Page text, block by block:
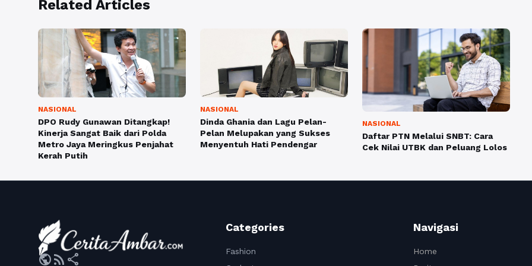
Related Articles
NASIONAL
DPO Rudy Gunawan Ditangkap!
Kinerja Sangat Baik dari Polda
Metro Jaya Meringkus Penjahat
Kerah Putih
NASIONAL
Dinda Ghania dan Lagu Pelan-
Pelan Melupakan yang Sukses
Menyentuh Hati Pendengar
NASIONAL
Daftar PTN Melalui SNBT: Cara
Cek Nilai UTBK dan Peluang Lolos
publicrss_feed share
Categories
Fashion
Navigasi
Home